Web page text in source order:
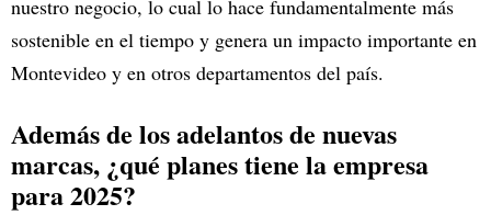
nuestro negocio, lo cual lo hace fundamentalmente más
sostenible en el tiempo y genera un impacto importante en
Montevideo y en otros departamentos del país.
Además de los adelantos de nuevas
marcas, ¿qué planes tiene la empresa
para 2025?